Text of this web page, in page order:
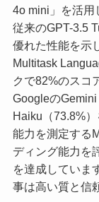
4o mini」を活用
従来のGPT-3.5
優れた性能を示
Multitask
クで82%のスコ
Googleの
Haiku（73.8%
能力を測定する
ディング能力を
を達成していま
事は高い質と信